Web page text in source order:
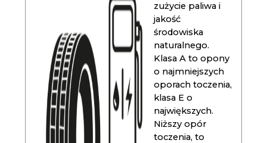
zużycie paliwa i
jakość
środowiska
naturalnego.
Klasa A to opony
o najmniejszych
oporach toczenia,
klasa E o
największych.
Niższy opór
toczenia, to